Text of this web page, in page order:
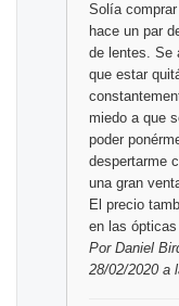
Solía
hace un par
de lentes. Se
que estar
miedo a que
poder
despertarme
una gran
El precio
en las
Por Daniel
28/02/2020 a